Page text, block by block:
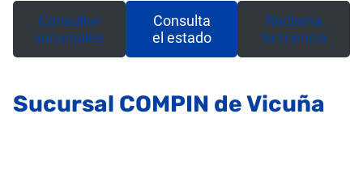
Consultar
sucursales
Consulta
el estado
Reclama
tu licencia
Sucursal COMPIN de Vicuña